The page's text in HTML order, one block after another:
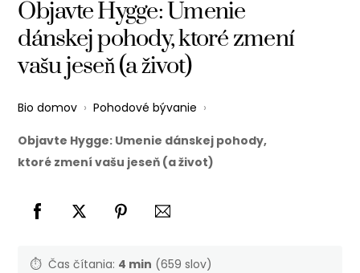
Objavte Hygge: Umenie
dánskej pohody, ktoré zmení
vašu jeseň (a život)
Bio domov › Pohodové bývanie ›
Objavte Hygge: Umenie dánskej pohody,
ktoré zmení vašu jeseň (a život)
⏱️ Čas čítania: 4 min (659 slov)